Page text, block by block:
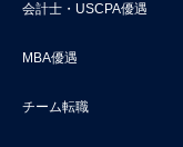
会計士・USCPA優遇
MBA優遇
チーム転職